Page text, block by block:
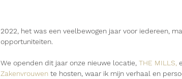
2022, het was een veelbewogen jaar voor iedereen,
opportuniteiten.
We openden dit jaar onze nieuwe locatie, THE MILLS
Zakenvrouwen te hosten, waar ik mijn verhaal en